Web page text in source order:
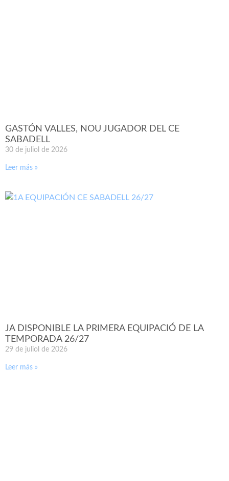
GASTÓN VALLES, NOU JUGADOR DEL CE
SABADELL
30 de juliol de 2026
Leer más »
JA DISPONIBLE LA PRIMERA EQUIPACIÓ DE LA
TEMPORADA 26/27
29 de juliol de 2026
Leer más »